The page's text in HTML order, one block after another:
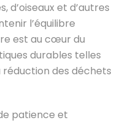
d’oiseaux et d’autres
l’équilibre
est au cœur du
durables telles
réduction des déchets
patience et